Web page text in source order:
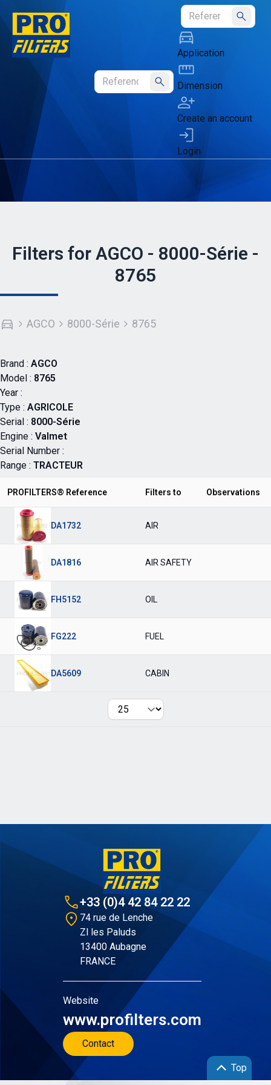
Submit
Submit
Application
Dimension
Create an account
Login
Filters for AGCO - 8000-Série -
8765
AGCO 8000-Série 8765
Brand : AGCO
Model : 8765
Year :
Type : AGRICOLE
Serial : 8000-Série
Engine : Valmet
Serial Number :
Range : TRACTEUR
PROFILTERS® Reference Filters to Observations
DA1732 AIR
DA1816 AIR SAFETY
FH5152 OIL
FG222 FUEL
DA5609 CABIN
+33 (0)4 42 84 22 22
74 rue de Lenche
Zl les Paluds
13400 Aubagne
FRANCE
Website
www.profilters.com
Contact
Top